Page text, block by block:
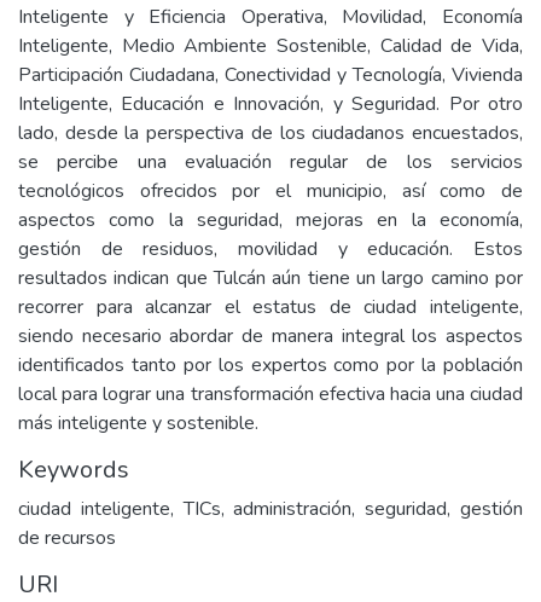
Inteligente y Eficiencia Operativa, Movilidad, Economía
Inteligente, Medio Ambiente Sostenible, Calidad de Vida,
Participación Ciudadana, Conectividad y Tecnología, Vivienda
Inteligente, Educación e Innovación, y Seguridad. Por otro
lado, desde la perspectiva de los ciudadanos encuestados,
se percibe una evaluación regular de los servicios
tecnológicos ofrecidos por el municipio, así como de
aspectos como la seguridad, mejoras en la economía,
gestión de residuos, movilidad y educación. Estos
resultados indican que Tulcán aún tiene un largo camino por
recorrer para alcanzar el estatus de ciudad inteligente,
siendo necesario abordar de manera integral los aspectos
identificados tanto por los expertos como por la población
local para lograr una transformación efectiva hacia una ciudad
más inteligente y sostenible.
Keywords
ciudad inteligente, TICs, administración, seguridad, gestión
de recursos
URI